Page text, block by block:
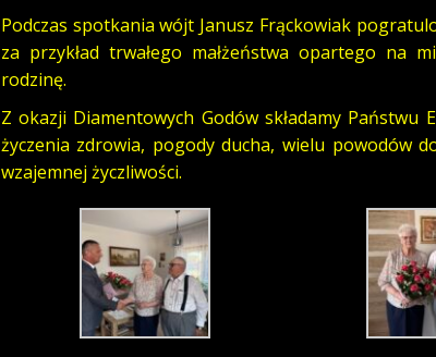
Podczas spotkania wójt Janusz Frąckowiak
za przykład trwałego małżeństwa opartego na
rodzinę.
Z okazji Diamentowych Godów składamy Państwu
życzenia zdrowia, pogody ducha, wielu powodów
wzajemnej życzliwości.